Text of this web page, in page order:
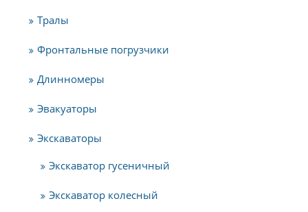
Тралы
Фронтальные погрузчики
Длинномеры
Эвакуаторы
Экскаваторы
Экскаватор гусеничный
Экскаватор колесный